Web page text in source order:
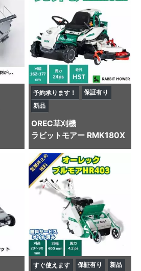
予約承ります！
保証有り
新品
OREC草刈機
ラビットモアー RMK180X
すぐ使えます 保証有り 新品